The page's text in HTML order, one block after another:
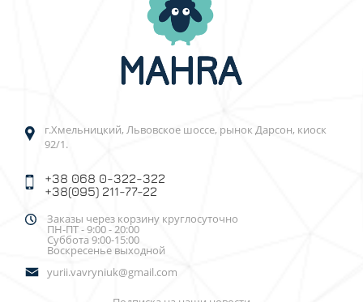
г.Хмельницкий, Львовское шоссе, рынок Дарсон, киоск
92/1.
+38 068 0-322-322
+38(095) 211-77-22
Заказы через корзину круглосуточно
ПН-ПТ - 9:00 - 20:00
Суббота 9:00-15:00
Воскресенье выходной
yurii.vavryniuk@gmail.com